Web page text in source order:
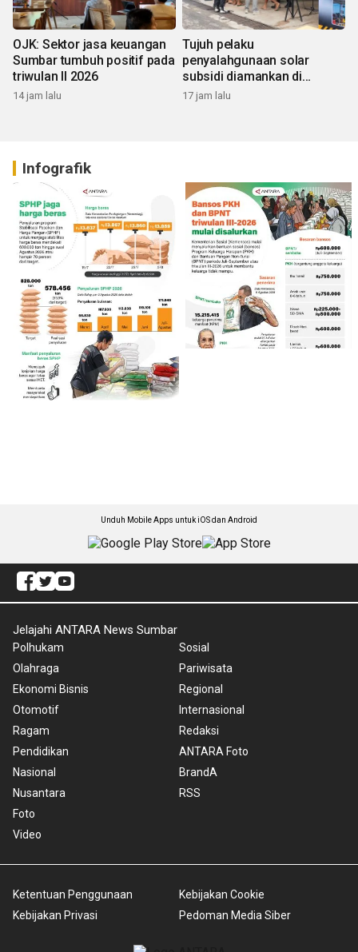
OJK: Sektor jasa keuangan
Sumbar tumbuh positif pada
triwulan II 2026
14 jam lalu
Tujuh pelaku
penyalahgunaan solar
subsidi diamankan di
Sumbar
17 jam lalu
Infografik
Unduh Mobile Apps untuk iOS dan Android
Jelajahi ANTARA News Sumbar
Polhukam
Olahraga
Ekonomi Bisnis
Otomotif
Ragam
Pendidikan
Nasional
Nusantara
Foto
Video
Sosial
Pariwisata
Regional
Internasional
Redaksi
ANTARA Foto
BrandA
RSS
Ketentuan Penggunaan
Kebijakan Privasi
Kebijakan Cookie
Pedoman Media Siber